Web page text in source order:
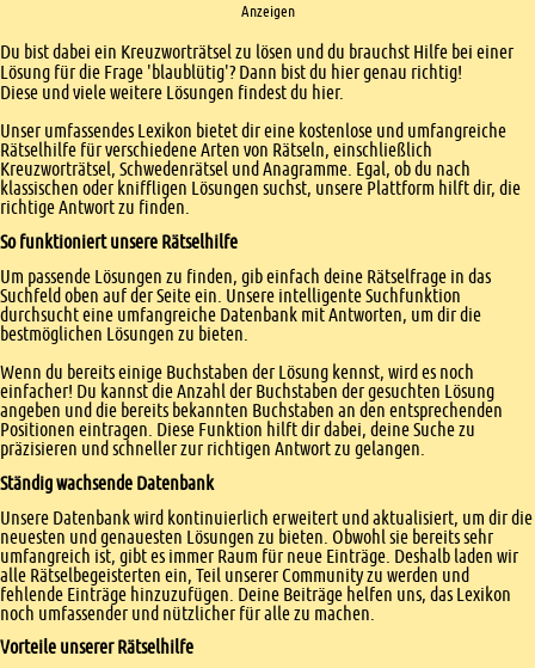
Anzeigen
Einleitung
Du bist dabei ein Kreuzworträtsel zu lösen und du brauchst Hilfe bei einer
Lösung für die Frage 'blaublütig'? Dann bist du hier genau richtig!
Diese und viele weitere Lösungen findest du hier.
Unser umfassendes Lexikon bietet dir eine kostenlose und umfangreiche
Rätselhilfe für verschiedene Arten von Rätseln, einschließlich
Kreuzworträtsel, Schwedenrätsel und Anagramme. Egal, ob du nach
klassischen oder kniffligen Lösungen suchst, unsere Plattform hilft dir, die
richtige Antwort zu finden.
So funktioniert unsere Rätselhilfe
Um passende Lösungen zu finden, gib einfach deine Rätselfrage in das
Suchfeld oben auf der Seite ein. Unsere intelligente Suchfunktion
durchsucht eine umfangreiche Datenbank mit Antworten, um dir die
bestmöglichen Lösungen zu bieten.
Wenn du bereits einige Buchstaben der Lösung kennst, wird es noch
einfacher! Du kannst die Anzahl der Buchstaben der gesuchten Lösung
angeben und die bereits bekannten Buchstaben an den entsprechenden
Positionen eintragen. Diese Funktion hilft dir dabei, deine Suche zu
präzisieren und schneller zur richtigen Antwort zu gelangen.
Ständig wachsende Datenbank
Unsere Datenbank wird kontinuierlich erweitert und aktualisiert, um dir die
neuesten und genauesten Lösungen zu bieten. Obwohl sie bereits sehr
umfangreich ist, gibt es immer Raum für neue Einträge. Deshalb laden wir
alle Rätselbegeisterten ein, Teil unserer Community zu werden und
fehlende Einträge hinzuzufügen. Deine Beiträge helfen uns, das Lexikon
noch umfassender und nützlicher für alle zu machen.
Vorteile unserer Rätselhilfe